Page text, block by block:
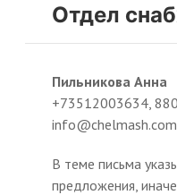
Отдел
Пильникова Анна
+73512003634,
info@chelmash.com
В теме письма
предложения,